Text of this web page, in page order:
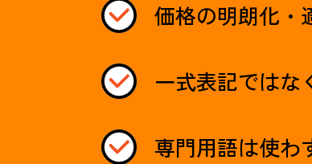
価格の明朗化・
一式表記ではな
専門用語は使わ